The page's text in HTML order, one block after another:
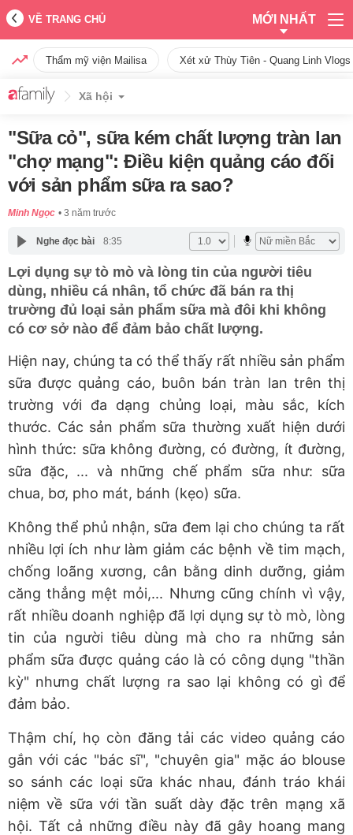
VỀ TRANG CHỦ MỚI NHẤT
Thẩm mỹ viện Mailisa Xét xử Thùy Tiên - Quang Linh
Xã hội
"Sữa cỏ", sữa kém chất lượng tràn lan
"chợ mạng": Điều kiện quảng cáo đối
với sản phẩm sữa ra sao?
Minh Ngọc 3 năm trước
Nghe đọc bài 8:35
Lợi dụng sự tò mò và lòng tin của người tiêu
dùng, nhiều cá nhân, tổ chức đã bán ra thị
trường đủ loại sản phẩm sữa mà đôi khi không
có cơ sở nào để đảm bảo chất lượng.
Hiện nay, chúng ta có thể thấy rất nhiều sản phẩm
sữa được quảng cáo, buôn bán tràn lan trên thị
trường với đa dạng chủng loại, màu sắc, kích
thước. Các sản phẩm sữa thường xuất hiện dưới
hình thức: sữa không đường, có đường, ít đường,
sữa đặc, ... và những chế phẩm sữa như: sữa
chua, bơ, pho mát, bánh (kẹo) sữa.
Không thể phủ nhận, sữa đem lại cho chúng ta rất
nhiều lợi ích như làm giảm các bệnh về tim mạch,
chống loãng xương, cân bằng dinh dưỡng, giảm
căng thẳng mệt mỏi,... Nhưng cũng chính vì vậy,
rất nhiều doanh nghiệp đã lợi dụng sự tò mò, lòng
tin của người tiêu dùng mà cho ra những sản
phẩm sữa được quảng cáo là có công dụng "thần
kỳ" nhưng chất lượng ra sao lại không có gì để
đảm bảo.
Thậm chí, họ còn đăng tải các video quảng cáo
gắn với các "bác sĩ", "chuyên gia" mặc áo blouse
so sánh các loại sữa khác nhau, đánh tráo khái
niệm về sữa với tần suất dày đặc trên mạng xã
hội. Tất cả những điều này đã gây hoang mang